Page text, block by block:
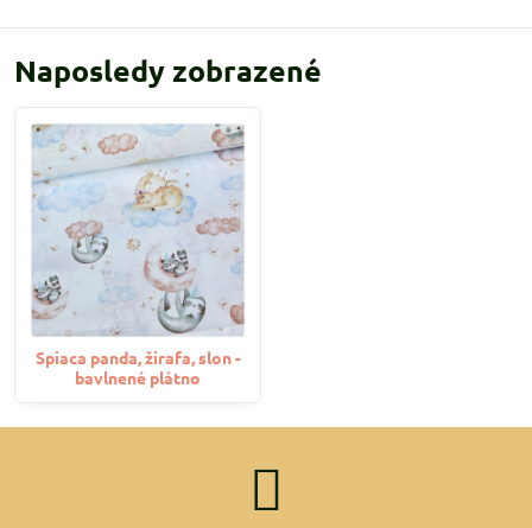
Naposledy zobrazené
Spiaca panda, žirafa, slon -
bavlnené plátno